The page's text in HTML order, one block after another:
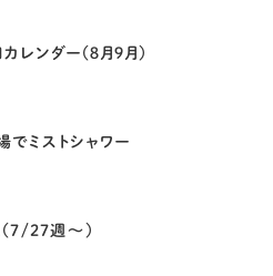
ンダー（８月９月）
でミストシャワー
（7/27週～）